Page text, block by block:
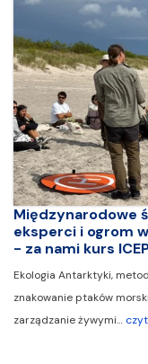
Międzynarodowe
eksperci i ogrom
- za nami kurs
Ekologia Antarktyki,
znakowanie ptaków
zarządzanie żywymi…